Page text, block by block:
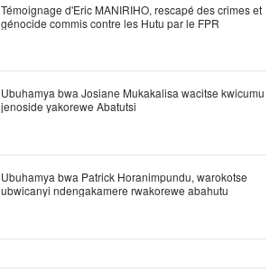
Témoignage d'Eric MANIRIHO, rescapé des crimes et
génocide commis contre les Hutu par le FPR
Ubuhamya bwa Josiane Mukakalisa wacitse kwicumu
jenoside yakorewe Abatutsi
Ubuhamya bwa Patrick Horanimpundu, warokotse
ubwicanyi ndengakamere rwakorewe abahutu